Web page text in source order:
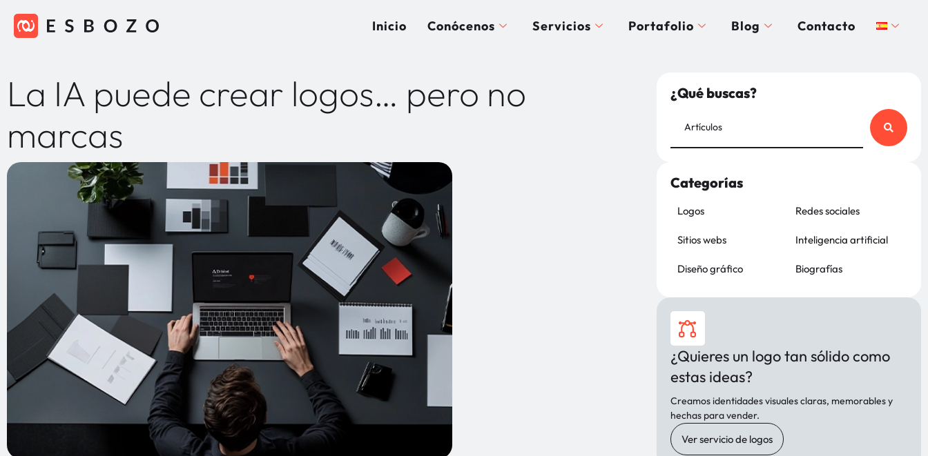
Inicio Conócenos Servicios Portafolio Blog Contacto
La IA puede crear logos… pero no
marcas
¿Qué buscas?
Categorías
Logos
Sitios webs
Diseño gráfico
Redes sociales
Inteligencia artificial
Biografías
¿Quieres un logo tan sólido como
estas ideas?
Creamos identidades visuales claras, memorables y
hechas para vender.
Ver servicio de logos